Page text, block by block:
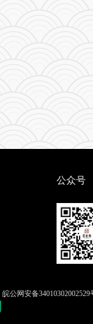
公众号
皖公网安备34010302002529